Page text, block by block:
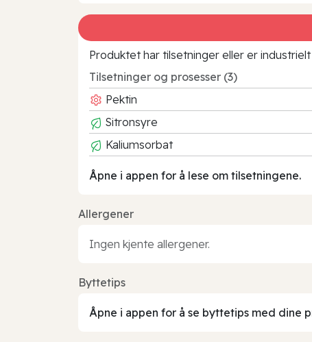
Produktet har tilsetninger eller er
Tilsetninger og prosesser (3)
Pektin
Sitronsyre
Kaliumsorbat
Åpne i appen for å lese om tilsetningene.
Allergener
Ingen kjente allergener.
Byttetips
Åpne i appen for å se byttetips med dine